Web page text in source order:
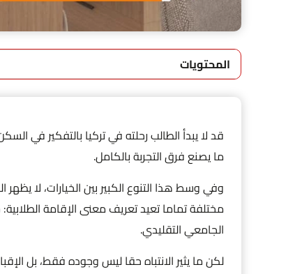
المحتويات
قد لا يبدأ الطالب رحلته في تركيا بالتفكير في
ما يصنع فرق التجربة بالكامل.
وفي وسط هذا التنوع الكبير بين الخيارات، لا
مختلفة تماما تعيد تعريف معنى الإقامة
الجامعي التقليدي.
لكن ما يثير الانتباه حقا ليس وجوده فقط، بل